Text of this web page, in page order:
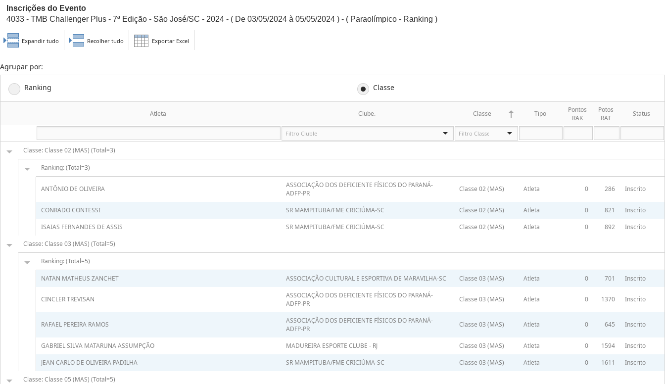
Inscrições do Evento
4033 - TMB Challenger Plus - 7ª Edição - São José/SC - 2024 - ( De 03/05/2024 à 05/05/2024 ) - ( Paraolímpico - Ranking )
Expandir tudo Recolher tudo Exportar Excel
Agrupar por:
Ranking Classe
Atleta Clube. Classe Tipo
Pontos
RAK
Potos
RAT
Status
Classe: Classe 02 (MAS) (Total=3)
Ranking: (Total=3)
ANTÔNIO DE OLIVEIRA
ASSOCIAÇÃO DOS DEFICIENTE FÍSICOS DO PARANÁ-
ADFP-PR
Classe 02 (MAS) Atleta 0 286 Inscrito
CONRADO CONTESSI SR MAMPITUBA/FME CRICIÚMA-SC Classe 02 (MAS) Atleta 0 821
Inscrito
ISAIAS FERNANDES DE ASSIS
SR MAMPITUBA/FME CRICIÚMA-SC Classe 02 (MAS) Atleta 0 892
Inscrito
Classe: Classe 03 (MAS) (Total=5)
Ranking: (Total=5)
NATAN MATHEUS ZANCHET ASSOCIAÇÃO CULTURAL E ESPORTIVA DE MARAVILHA-SC Classe 03 (MAS) Atleta 0 701 Inscrito
CINCLER TREVISAN
ASSOCIAÇÃO DOS DEFICIENTE FÍSICOS DO PARANÁ-
ADFP-PR
Classe 03 (MAS) Atleta 0 1370 Inscrito
RAFAEL PEREIRA RAMOS
ASSOCIAÇÃO DOS DEFICIENTE FÍSICOS DO PARANÁ-
ADFP-PR
Classe 03 (MAS) Atleta 0 645 Inscrito
GABRIEL SILVA MATARUNA ASSUMPÇÃO MADUREIRA ESPORTE CLUBE - RJ Classe 03 (MAS) Atleta 0 1594
Inscrito
JEAN CARLO DE OLIVEIRA PADILHA
SR MAMPITUBA/FME CRICIÚMA-SC Classe 03 (MAS) Atleta 0 1611
Inscrito
Classe: Classe 05 (MAS) (Total=5)